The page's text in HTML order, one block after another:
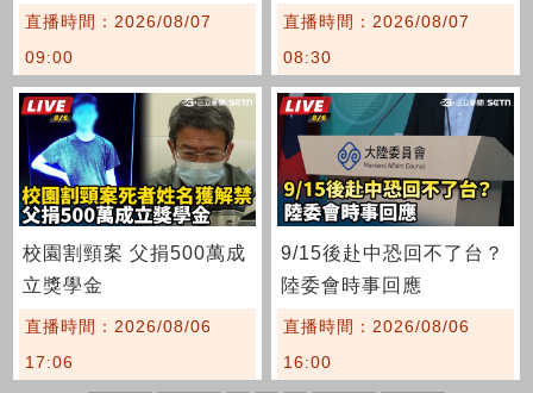
直播時間：2026/08/07
09:00
直播時間：2026/08/07
08:30
校園割頸案 父捐500萬成
立獎學金
直播時間：2026/08/06
17:06
9/15後赴中恐回不了台？
陸委會時事回應
直播時間：2026/08/06
16:00